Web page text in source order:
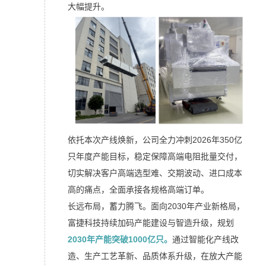
大幅提升。
依托本次产线焕新，公司全力冲刺2026年350亿
只年度产能目标，稳定保障高端电阻批量交付，
切实解决客户高端选型难、交期波动、进口成本
高的痛点，全面承接各规格高端订单。
长远布局，蓄力腾飞。面向2030年产业新格局，
富捷科技持续加码产能建设与智造升级，规划
2030年产能突破1000亿只。通过智能化产线改
造、生产工艺革新、品质体系升级，在放大产能